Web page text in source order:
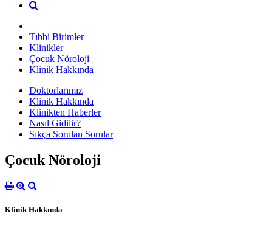
Tıbbi Birimler
Klinikler
Çocuk Nöroloji
Klinik Hakkında
Doktorlarımız
Klinik Hakkında
Klinikten Haberler
Nasıl Gidilir?
Sıkça Sorulan Sorular
Çocuk Nöroloji
Klinik Hakkında